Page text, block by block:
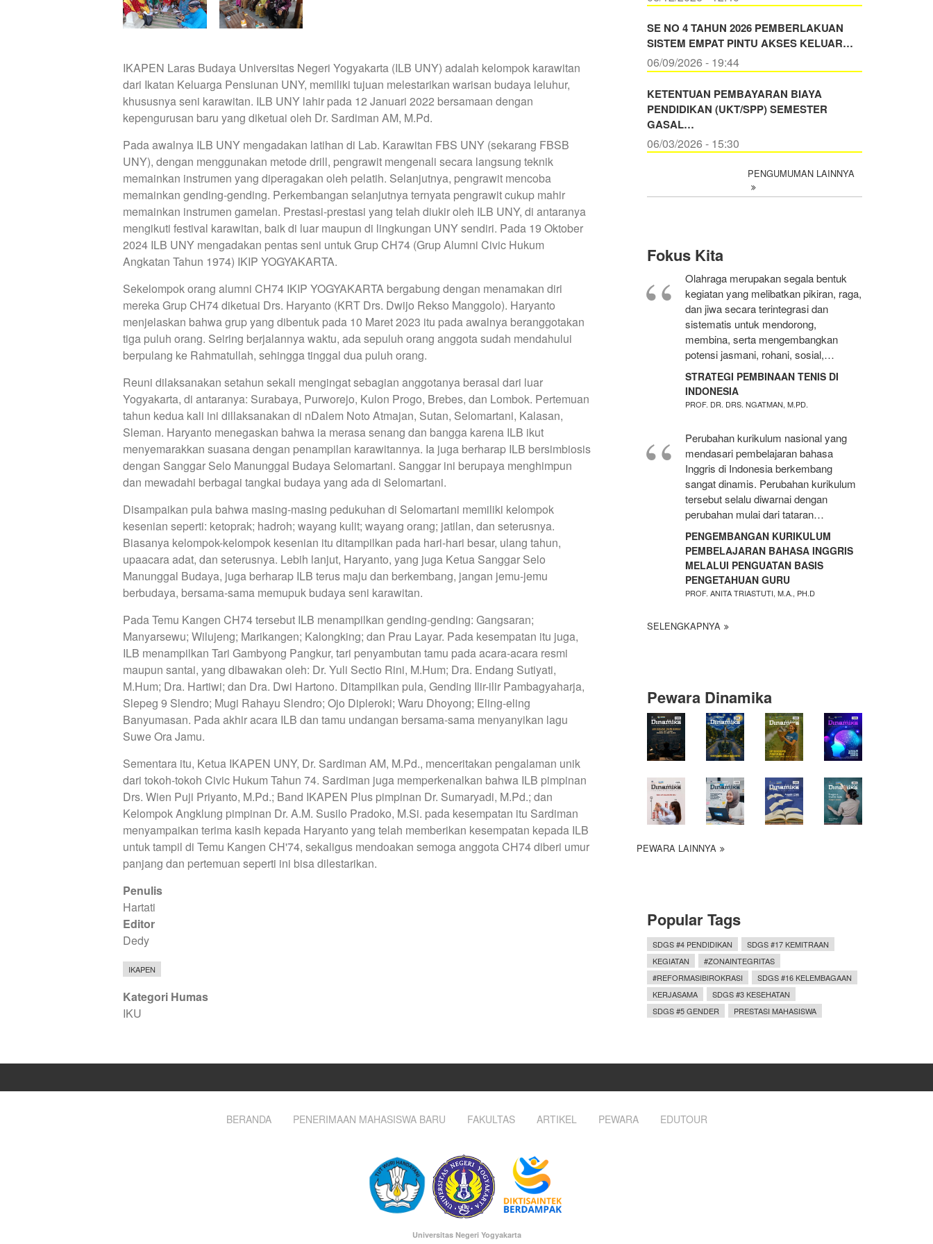
IKAPEN Laras Budaya Universitas Negeri Yogyakarta (ILB UNY) adalah kelompok karawitan
dari Ikatan Keluarga Pensiunan UNY, memiliki tujuan melestarikan warisan budaya leluhur,
khususnya seni karawitan. ILB UNY lahir pada 12 Januari 2022 bersamaan dengan
kepengurusan baru yang diketuai oleh Dr. Sardiman AM, M.Pd.
Pada awalnya ILB UNY mengadakan latihan di Lab. Karawitan FBS UNY (sekarang FBSB
UNY), dengan menggunakan metode drill, pengrawit mengenali secara langsung teknik
memainkan instrumen yang diperagakan oleh pelatih. Selanjutnya, pengrawit mencoba
memainkan gending-gending. Perkembangan selanjutnya ternyata pengrawit cukup mahir
memainkan instrumen gamelan. Prestasi-prestasi yang telah diukir oleh ILB UNY, di antaranya
mengikuti festival karawitan, baik di luar maupun di lingkungan UNY sendiri. Pada 19 Oktober
2024 ILB UNY mengadakan pentas seni untuk Grup CH74 (Grup Alumni Civic Hukum
Angkatan Tahun 1974) IKIP YOGYAKARTA.
Sekelompok orang alumni CH74 IKIP YOGYAKARTA bergabung dengan menamakan diri
mereka Grup CH74 diketuai Drs. Haryanto (KRT Drs. Dwijo Rekso Manggolo). Haryanto
menjelaskan bahwa grup yang dibentuk pada 10 Maret 2023 itu pada awalnya beranggotakan
tiga puluh orang. Seiring berjalannya waktu, ada sepuluh orang anggota sudah mendahului
berpulang ke Rahmatullah, sehingga tinggal dua puluh orang.
Reuni dilaksanakan setahun sekali mengingat sebagian anggotanya berasal dari luar
Yogyakarta, di antaranya: Surabaya, Purworejo, Kulon Progo, Brebes, dan Lombok. Pertemuan
tahun kedua kali ini dillaksanakan di nDalem Noto Atmajan, Sutan, Selomartani, Kalasan,
Sleman. Haryanto menegaskan bahwa ia merasa senang dan bangga karena ILB ikut
menyemarakkan suasana dengan penampilan karawitannya. Ia juga berharap ILB bersimbiosis
dengan Sanggar Selo Manunggal Budaya Selomartani. Sanggar ini berupaya menghimpun
dan mewadahi berbagai tangkai budaya yang ada di Selomartani.
Disampaikan pula bahwa masing-masing pedukuhan di Selomartani memiliki kelompok
kesenian seperti: ketoprak; hadroh; wayang kulit; wayang orang; jatilan, dan seterusnya.
Biasanya kelompok-kelompok kesenian itu ditampilkan pada hari-hari besar, ulang tahun,
upaacara adat, dan seterusnya. Lebih lanjut, Haryanto, yang juga Ketua Sanggar Selo
Manunggal Budaya, juga berharap ILB terus maju dan berkembang, jangan jemu-jemu
berbudaya, bersama-sama memupuk budaya seni karawitan.
Pada Temu Kangen CH74 tersebut ILB menampilkan gending-gending: Gangsaran;
Manyarsewu; Wilujeng; Marikangen; Kalongking; dan Prau Layar. Pada kesempatan itu juga,
ILB menampilkan Tari Gambyong Pangkur, tari penyambutan tamu pada acara-acara resmi
maupun santai, yang dibawakan oleh: Dr. Yuli Sectio Rini, M.Hum; Dra. Endang Sutiyati,
M.Hum; Dra. Hartiwi; dan Dra. Dwi Hartono. Ditampilkan pula, Gending Ilir-ilir Pambagyaharja,
Slepeg 9 Slendro; Mugi Rahayu Slendro; Ojo Dipleroki; Waru Dhoyong; Eling-eling
Banyumasan. Pada akhir acara ILB dan tamu undangan bersama-sama menyanyikan lagu
Suwe Ora Jamu.
Sementara itu, Ketua IKAPEN UNY, Dr. Sardiman AM, M.Pd., menceritakan pengalaman unik
dari tokoh-tokoh Civic Hukum Tahun 74. Sardiman juga memperkenalkan bahwa ILB pimpinan
Drs. Wien Puji Priyanto, M.Pd.; Band IKAPEN Plus pimpinan Dr. Sumaryadi, M.Pd.; dan
Kelompok Angklung pimpinan Dr. A.M. Susilo Pradoko, M.Si. pada kesempatan itu Sardiman
menyampaikan terima kasih kepada Haryanto yang telah memberikan kesempatan kepada ILB
untuk tampil di Temu Kangen CH'74, sekaligus mendoakan semoga anggota CH74 diberi umur
panjang dan pertemuan seperti ini bisa dilestarikan.
Penulis
Hartati
Editor
Dedy
IKAPEN
Kategori Humas
IKU
SE NO 4 TAHUN 2026 PEMBERLAKUAN
SISTEM EMPAT PINTU AKSES KELUAR…
06/09/2026 - 19:44
KETENTUAN PEMBAYARAN BIAYA
PENDIDIKAN (UKT/SPP) SEMESTER
GASAL…
06/03/2026 - 15:30
PENGUMUMAN LAINNYA
Fokus Kita
Olahraga merupakan segala bentuk
kegiatan yang melibatkan pikiran, raga,
dan jiwa secara terintegrasi dan
sistematis untuk mendorong,
membina, serta mengembangkan
potensi jasmani, rohani, sosial,…
STRATEGI PEMBINAAN TENIS DI
INDONESIA
PROF. DR. DRS. NGATMAN, M.PD.
Perubahan kurikulum nasional yang
mendasari pembelajaran bahasa
Inggris di Indonesia berkembang
sangat dinamis. Perubahan kurikulum
tersebut selalu diwarnai dengan
perubahan mulai dari tataran…
PENGEMBANGAN KURIKULUM
PEMBELAJARAN BAHASA INGGRIS
MELALUI PENGUATAN BASIS
PENGETAHUAN GURU
PROF. ANITA TRIASTUTI, M.A., PH.D
SELENGKAPNYA
Pewara Dinamika
PEWARA LAINNYA
Popular Tags
SDGS #4 PENDIDIKAN
SDGS #17 KEMITRAAN
KEGIATAN
#ZONAINTEGRITAS
#REFORMASIBIROKRASI
SDGS #16 KELEMBAGAAN
KERJASAMA
SDGS #3 KESEHATAN
SDGS #5 GENDER
PRESTASI MAHASISWA
BERANDA PENERIMAAN MAHASISWA BARU FAKULTAS ARTIKEL PEWARA EDUTOUR
Universitas Negeri Yogyakarta